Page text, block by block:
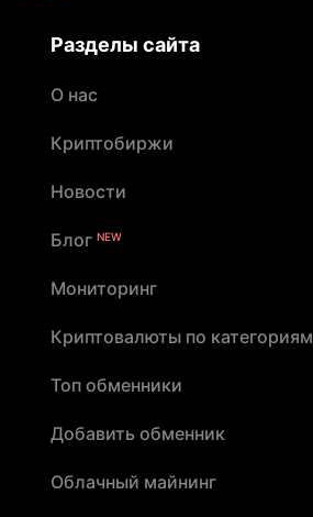
Разделы сайта
О нас
Криптобиржи
Новости
Блог NEW
Мониторинг
Криптовалюты по категориям
Топ обменники
Добавить обменник
Облачный майнинг